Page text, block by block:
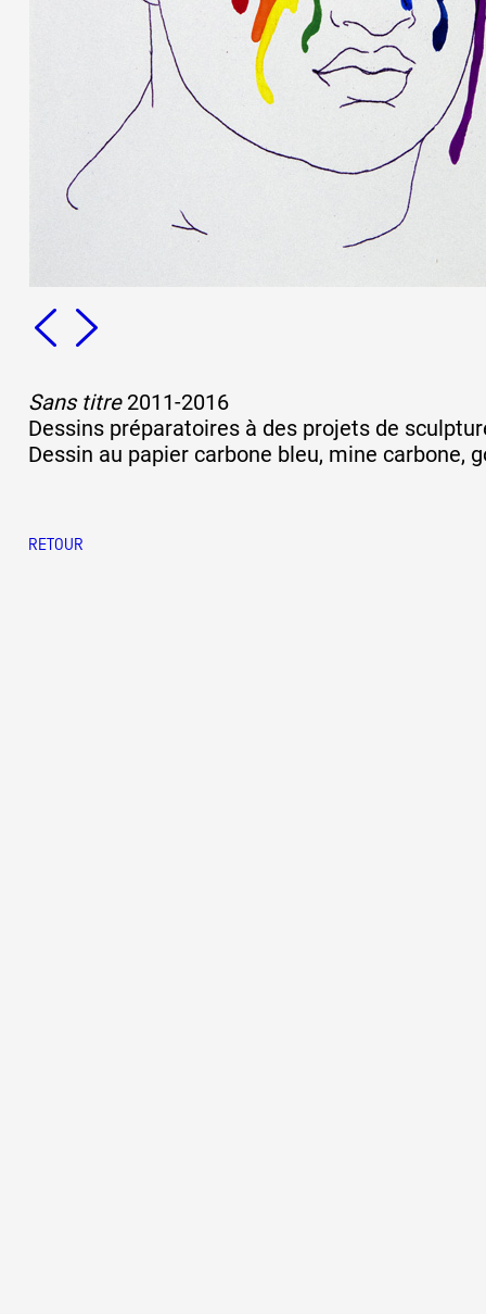
Sans titre2011-2016
Dessins préparatoires à des projets de
Dessin au papier carbone bleu, mine carbone,
RETOUR